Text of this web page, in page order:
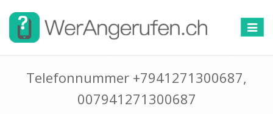
Toggle
Telefonnummer +7941271300687,
007941271300687